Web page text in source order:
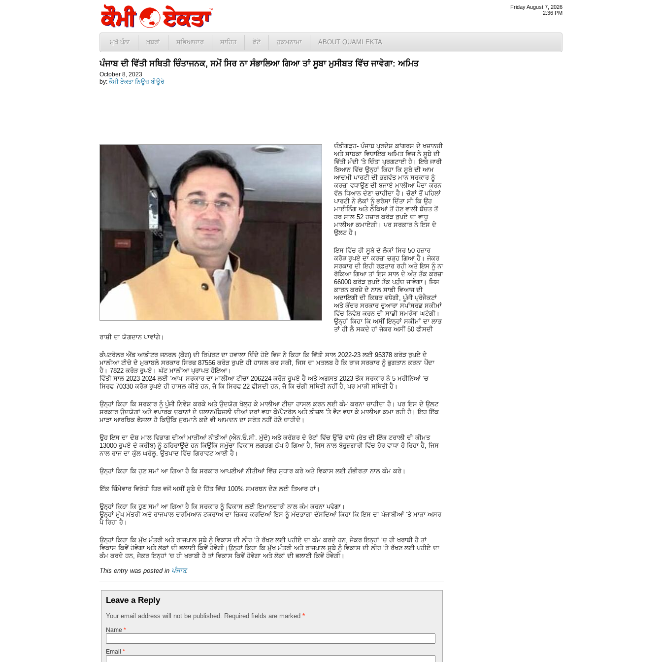
Friday August 7, 2026
2:36 PM
ਮੁਖੱ ਪੰਨਾ ਖ਼ਬਰਾਂ ਸਭਿਆਚਾਰ ਸਾਹਿਤ ਫੋਟੋ ਹੁਕਮਨਾਮਾ ABOUT QUAMI EKTA
ਪੰਜਾਬ ਦੀ ਵਿੱਤੀ ਸਥਿਤੀ ਚਿੰਤਾਜਨਕ, ਸਮੇਂ ਸਿਰ ਨਾ ਸੰਭਾਲਿਆ ਗਿਆ ਤਾਂ ਸੂਬਾ ਮੁਸੀਬਤ ਵਿੱਚ ਜਾਵੇਗਾ: ਅਮਿਤ
October 8, 2023
by: ਕੌਮੀ ਏਕਤਾ ਨਿਊਜ਼ ਬੀਊਰੋ
ਚੰਡੀਗੜ੍ਹ- ਪੰਜਾਬ ਪ੍ਰਦੇਸ਼ ਕਾਂਗਰਸ ਦੇ ਖਜ਼ਾਨਚੀ
ਅਤੇ ਸਾਬਕਾ ਵਿਧਾਇਕ ਅਮਿਤ ਵਿਜ ਨੇ ਸੂਬੇ ਦੀ
ਵਿੱਤੀ ਮੰਦੀ ‘ਤੇ ਚਿੰਤਾ ਪ੍ਰਗਟਾਈ ਹੈ। ਇਥੇ ਜਾਰੀ
ਬਿਆਨ ਵਿੱਚ ਉਨ੍ਹਾਂ ਕਿਹਾ ਕਿ ਸੂਬੇ ਦੀ ਆਮ
ਆਦਮੀ ਪਾਰਟੀ ਦੀ ਭਗਵੰਤ ਮਾਨ ਸਰਕਾਰ ਨੂੰ
ਕਰਜ਼ਾ ਵਧਾਉਣ ਦੀ ਬਜਾਏ ਮਾਲੀਆ ਪੈਦਾ ਕਰਨ
ਵੱਲ ਧਿਆਨ ਦੇਣਾ ਚਾਹੀਦਾ ਹੈ। ਚੋਣਾਂ ਤੋਂ ਪਹਿਲਾਂ
ਪਾਰਟੀ ਨੇ ਲੋਕਾਂ ਨੂੰ ਭਰੋਸਾ ਦਿੱਤਾ ਸੀ ਕਿ ਉਹ
ਮਾਈਨਿੰਗ ਅਤੇ ਠੇਕਿਆਂ ਤੋਂ ਹੋਣ ਵਾਲੀ ਬੱਚਤ ਤੋਂ
ਹਰ ਸਾਲ 52 ਹਜ਼ਾਰ ਕਰੋੜ ਰੁਪਏ ਦਾ ਵਾਧੂ
ਮਾਲੀਆ ਕਮਾਏਗੀ। ਪਰ ਸਰਕਾਰ ਨੇ ਇਸ ਦੇ
ਉਲਟ ਹੈ।
ਇਸ ਵਿੱਚ ਹੀ ਸੂਬੇ ਦੇ ਲੋਕਾਂ ਸਿਰ 50 ਹਜ਼ਾਰ
ਕਰੋੜ ਰੁਪਏ ਦਾ ਕਰਜ਼ਾ ਚੜ੍ਹ ਗਿਆ ਹੈ। ਜੇਕਰ
ਸਰਕਾਰ ਦੀ ਇਹੀ ਰਫ਼ਤਾਰ ਰਹੀ ਅਤੇ ਇਸ ਨੂੰ ਨਾ
ਰੋਕਿਆ ਗਿਆ ਤਾਂ ਇਸ ਸਾਲ ਦੇ ਅੰਤ ਤੱਕ ਕਰਜ਼ਾ
66000 ਕਰੋੜ ਰੁਪਏ ਤੱਕ ਪਹੁੰਚ ਜਾਵੇਗਾ। ਜਿਸ
ਕਾਰਨ ਕਰਜ਼ੇ ਦੇ ਨਾਲ ਸਾਡੀ ਵਿਆਜ ਦੀ
ਅਦਾਇਗੀ ਦੀ ਕਿਸ਼ਤ ਵਧੇਗੀ, ਪੂੰਜੀ ਪ੍ਰੋਜੈਕਟਾਂ
ਅਤੇ ਕੇਂਦਰ ਸਰਕਾਰ ਦੁਆਰਾ ਸਪਾਂਸਰਡ ਸਕੀਮਾਂ
ਵਿੱਚ ਨਿਵੇਸ਼ ਕਰਨ ਦੀ ਸਾਡੀ ਸਮਰੱਥਾ ਘਟੇਗੀ।
ਉਨ੍ਹਾਂ ਕਿਹਾ ਕਿ ਅਸੀਂ ਇਨ੍ਹਾਂ ਸਕੀਮਾਂ ਦਾ ਲਾਭ
ਤਾਂ ਹੀ ਲੈ ਸਕਦੇ ਹਾਂ ਜੇਕਰ ਅਸੀਂ 50 ਫੀਸਦੀ
ਰਾਸ਼ੀ ਦਾ ਯੋਗਦਾਨ ਪਾਵਾਂਗੇ।
ਕੰਪਟਰੋਲਰ ਐਂਡ ਆਡੀਟਰ ਜਨਰਲ (ਕੈਗ) ਦੀ ਰਿਪੋਰਟ ਦਾ ਹਵਾਲਾ ਦਿੰਦੇ ਹੋਏ ਵਿਜ ਨੇ ਕਿਹਾ ਕਿ ਵਿੱਤੀ ਸਾਲ 2022-23 ਲਈ 95378 ਕਰੋੜ ਰੁਪਏ ਦੇ
ਮਾਲੀਆ ਟੀਚੇ ਦੇ ਮੁਕਾਬਲੇ ਸਰਕਾਰ ਸਿਰਫ 87556 ਕਰੋੜ ਰੁਪਏ ਹੀ ਹਾਸਲ ਕਰ ਸਕੀ, ਜਿਸ ਦਾ ਮਤਲਬ ਹੈ ਕਿ ਰਾਜ ਸਰਕਾਰ ਨੂੰ ਭੁਗਤਾਨ ਕਰਨਾ ਪੈਂਦਾ
ਹੈ। 7822 ਕਰੋੜ ਰੁਪਏ। ਘੱਟ ਮਾਲੀਆ ਪ੍ਰਾਪਤ ਹੋਇਆ।
ਵਿੱਤੀ ਸਾਲ 2023-2024 ਲਈ ‘ਆਪ’ ਸਰਕਾਰ ਦਾ ਮਾਲੀਆ ਟੀਚਾ 206224 ਕਰੋੜ ਰੁਪਏ ਹੈ ਅਤੇ ਅਗਸਤ 2023 ਤੱਕ ਸਰਕਾਰ ਨੇ 5 ਮਹੀਨਿਆਂ ‘ਚ
ਸਿਰਫ 70330 ਕਰੋੜ ਰੁਪਏ ਹੀ ਹਾਸਲ ਕੀਤੇ ਹਨ, ਜੋ ਕਿ ਸਿਰਫ 22 ਫੀਸਦੀ ਹਨ, ਜੋ ਕਿ ਚੰਗੀ ਸਥਿਤੀ ਨਹੀਂ ਹੈ, ਪਰ ਮਾੜੀ ਸਥਿਤੀ ਹੈ।
ਉਨ੍ਹਾਂ ਕਿਹਾ ਕਿ ਸਰਕਾਰ ਨੂੰ ਪੂੰਜੀ ਨਿਵੇਸ਼ ਕਰਕੇ ਅਤੇ ਉਦਯੋਗ ਖੋਲ੍ਹ ਕੇ ਮਾਲੀਆ ਟੀਚਾ ਹਾਸਲ ਕਰਨ ਲਈ ਕੰਮ ਕਰਨਾ ਚਾਹੀਦਾ ਹੈ। ਪਰ ਇਸ ਦੇ ਉਲਟ
ਸਰਕਾਰ ਉਦਯੋਗਾਂ ਅਤੇ ਵਪਾਰਕ ਦੁਕਾਨਾਂ ਦੇ ਚਲਾਨ/ਬਿਜਲੀ ਦੀਆਂ ਦਰਾਂ ਵਧਾ ਕੇ/ਪੈਟਰੋਲ ਅਤੇ ਡੀਜ਼ਲ ‘ਤੇ ਵੈਟ ਵਧਾ ਕੇ ਮਾਲੀਆ ਕਮਾ ਰਹੀ ਹੈ। ਇਹ ਇੱਕ
ਮਾੜਾ ਆਰਥਿਕ ਫੈਸਲਾ ਹੈ ਕਿਉਂਕਿ ਜੁਰਮਾਨੇ ਕਦੇ ਵੀ ਆਮਦਨ ਦਾ ਸਰੋਤ ਨਹੀਂ ਹੋਣੇ ਚਾਹੀਦੇ।
ਉਹ ਇਸ ਦਾ ਦੋਸ਼ ਮਾਲ ਵਿਭਾਗ ਦੀਆਂ ਮਾੜੀਆਂ ਨੀਤੀਆਂ (ਐਨ.ਓ.ਸੀ. ਮੁੱਦੇ) ਅਤੇ ਕਰੱਸ਼ਰ ਦੇ ਰੇਟਾਂ ਵਿੱਚ ਉੱਚੇ ਵਾਧੇ (ਰੇਤ ਦੀ ਇੱਕ ਟਰਾਲੀ ਦੀ ਕੀਮਤ
13000 ਰੁਪਏ ਦੇ ਕਰੀਬ) ਨੂੰ ਠਹਿਰਾਉਂਦੇ ਹਨ ਕਿਉਂਕਿ ਸਮੁੱਚਾ ਵਿਕਾਸ ਲਗਭਗ ਠੱਪ ਹੋ ਗਿਆ ਹੈ, ਜਿਸ ਨਾਲ ਬੇਰੁਜ਼ਗਾਰੀ ਵਿੱਚ ਹੋਰ ਵਾਧਾ ਹੋ ਰਿਹਾ ਹੈ, ਜਿਸ
ਨਾਲ ਰਾਜ ਦਾ ਕੁੱਲ ਘਰੇਲੂ. ਉਤਪਾਦ ਵਿੱਚ ਗਿਰਾਵਟ ਆਈ ਹੈ।
ਉਨ੍ਹਾਂ ਕਿਹਾ ਕਿ ਹੁਣ ਸਮਾਂ ਆ ਗਿਆ ਹੈ ਕਿ ਸਰਕਾਰ ਆਪਣੀਆਂ ਨੀਤੀਆਂ ਵਿੱਚ ਸੁਧਾਰ ਕਰੇ ਅਤੇ ਵਿਕਾਸ ਲਈ ਗੰਭੀਰਤਾ ਨਾਲ ਕੰਮ ਕਰੇ।
ਇੱਕ ਜ਼ਿੰਮੇਵਾਰ ਵਿਰੋਧੀ ਧਿਰ ਵਜੋਂ ਅਸੀਂ ਸੂਬੇ ਦੇ ਹਿੱਤ ਵਿੱਚ 100% ਸਮਰਥਨ ਦੇਣ ਲਈ ਤਿਆਰ ਹਾਂ।
ਉਨ੍ਹਾਂ ਕਿਹਾ ਕਿ ਹੁਣ ਸਮਾਂ ਆ ਗਿਆ ਹੈ ਕਿ ਸਰਕਾਰ ਨੂੰ ਵਿਕਾਸ ਲਈ ਇਮਾਨਦਾਰੀ ਨਾਲ ਕੰਮ ਕਰਨਾ ਪਵੇਗਾ।
ਉਨ੍ਹਾਂ ਮੁੱਖ ਮੰਤਰੀ ਅਤੇ ਰਾਜਪਾਲ ਦਰਮਿਆਨ ਟਕਰਾਅ ਦਾ ਜ਼ਿਕਰ ਕਰਦਿਆਂ ਇਸ ਨੂੰ ਮੰਦਭਾਗਾ ਦੱਸਦਿਆਂ ਕਿਹਾ ਕਿ ਇਸ ਦਾ ਪੰਜਾਬੀਆਂ ’ਤੇ ਮਾੜਾ ਅਸਰ
ਪੈ ਰਿਹਾ ਹੈ।
ਉਨ੍ਹਾਂ ਕਿਹਾ ਕਿ ਮੁੱਖ ਮੰਤਰੀ ਅਤੇ ਰਾਜਪਾਲ ਸੂਬੇ ਨੂੰ ਵਿਕਾਸ ਦੀ ਲੀਹ ‘ਤੇ ਰੱਖਣ ਲਈ ਪਹੀਏ ਦਾ ਕੰਮ ਕਰਦੇ ਹਨ, ਜੇਕਰ ਇਨ੍ਹਾਂ ‘ਚ ਹੀ ਖਰਾਬੀ ਹੈ ਤਾਂ
ਵਿਕਾਸ ਕਿਵੇਂ ਹੋਵੇਗਾ ਅਤੇ ਲੋਕਾਂ ਦੀ ਭਲਾਈ ਕਿਵੇਂ ਹੋਵੇਗੀ।ਉਨ੍ਹਾਂ ਕਿਹਾ ਕਿ ਮੁੱਖ ਮੰਤਰੀ ਅਤੇ ਰਾਜਪਾਲ ਸੂਬੇ ਨੂੰ ਵਿਕਾਸ ਦੀ ਲੀਹ ‘ਤੇ ਰੱਖਣ ਲਈ ਪਹੀਏ ਦਾ
ਕੰਮ ਕਰਦੇ ਹਨ, ਜੇਕਰ ਇਨ੍ਹਾਂ ‘ਚ ਹੀ ਖਰਾਬੀ ਹੈ ਤਾਂ ਵਿਕਾਸ ਕਿਵੇਂ ਹੋਵੇਗਾ ਅਤੇ ਲੋਕਾਂ ਦੀ ਭਲਾਈ ਕਿਵੇਂ ਹੋਵੇਗੀ।
This entry was posted in ਪੰਜਾਬ.
Leave a Reply
Your email address will not be published. Required fields are marked *
Name *
Email *